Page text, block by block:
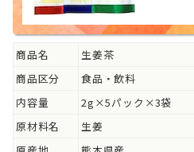
商品名
生姜茶
商品区分
食品・飲料
内容量
2g×5パック×3袋
原材料名
生姜